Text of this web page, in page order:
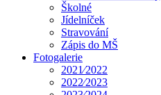
Školné
Jídelníček
Stravování
Zápis do MŠ
Fotogalerie
2021⁄2022
2022⁄2023